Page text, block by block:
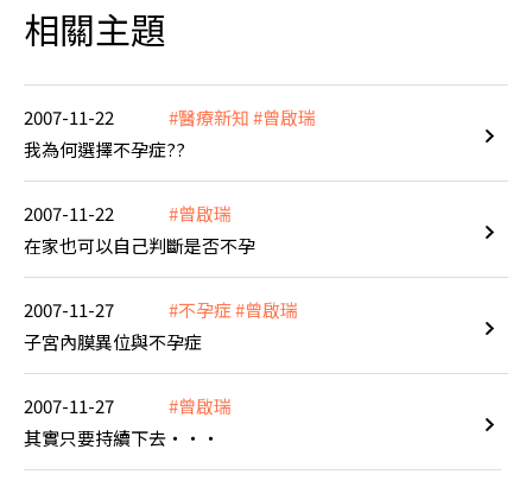
相關主題
2007-11-22 #醫療新知 #曾啟瑞
我為何選擇不孕症??
2007-11-22
#曾啟瑞
在家也可以自己判斷是否不孕
2007-11-27 #不孕症#曾啟瑞
子宮內膜異位與不孕症
2007-11-27
#曾啟瑞
其實只要持續下去‧‧‧